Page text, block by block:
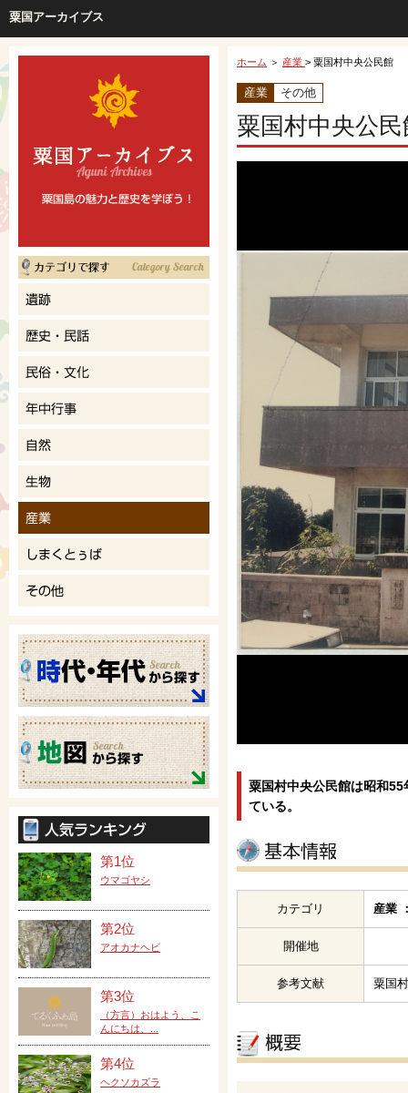
粟国アーカイブス
ホーム ＞ 産業 > 粟国村中央公民館
産業 その他
粟国村中央公
粟国村中央公民館は昭和
ている。
カテゴリ 産業
開催地
参考文献 粟国
第1位
ウマゴヤシ
第2位
アオカナヘビ
第3位
（方言）おはよう、こ
んにちは、...
第4位
ヘクソカズラ